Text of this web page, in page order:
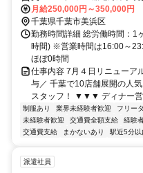
月給250,000円～350,000円
千葉県千葉市美浜区
勤務時間詳細 総労働時間：1
時間) ※営業時間は16:00～
ほぼ0時間
仕事内容 7月４日リニュー
与／ 千葉で10店舗展開の人
スタッフ！ ▼▼▼ ディナー営
制服あり 業界未経験者歓迎 フリー
未経験者歓迎
交通費全額支給 経験
交通費支給
まかないあり 駅近5分以
派遣社員